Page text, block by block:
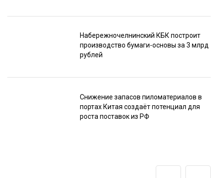
Набережночелнинский КБК построит
производство бумаги-основы за 3 млрд
рублей
Снижение запасов пиломатериалов в
портах Китая создаёт потенциал для
роста поставок из РФ